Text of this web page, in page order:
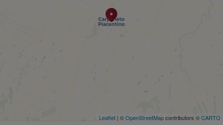
Leaflet | ©OpenStreetMapcontributors ©CARTO